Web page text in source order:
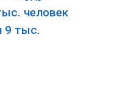
человек
9 тыс.